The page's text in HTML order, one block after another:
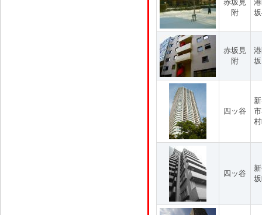
赤坂見
附
赤坂見
附
四ッ谷
四ッ谷